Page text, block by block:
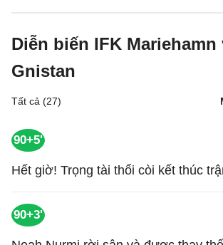
Diễn biến IFK Mariehamn
Gnistan
Tất cả (27)
90+5'
Hết giờ! Trọng tài thổi còi kết thúc
90+3'